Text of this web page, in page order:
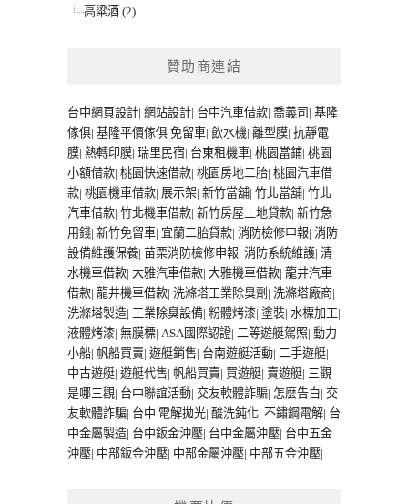
高粱酒 (2)
贊助商連結
台中網頁設計| 網站設計| 台中汽車借款| 喬義司 | 基隆
傢俱| 基隆平價傢俱 免留車| 飲水機| 離型膜| 抗靜電
膜| 熱轉印膜| 瑞里民宿| 台東租機車| 桃園當鋪| 桃園
小額借款| 桃園快速借款| 桃園房地二胎| 桃園汽車借
款| 桃園機車借款| 展示架| 新竹當舖| 竹北當舖| 竹北
汽車借款| 竹北機車借款| 新竹房屋土地貸款| 新竹急
用錢| 新竹免留車| 宜蘭二胎貸款| 消防檢修申報| 消防
設備維護保養| 苗栗消防檢修申報| 消防系統維護| 清
水機車借款| 大雅汽車借款| 大雅機車借款| 龍井汽車
借款| 龍井機車借款| 洗滌塔工業除臭劑 | 洗滌塔廠商|
洗滌塔製造| 工業除臭設備| 粉體烤漆| 塗裝| 水標加工|
液體烤漆| 無膜標| ASA國際認證| 二等遊艇駕照| 動力
小船| 帆船買賣| 遊艇銷售| 台南遊艇活動| 二手遊艇|
中古遊艇| 遊艇代售| 帆船買賣| 買遊艇| 賣遊艇| 三觀
是哪三觀| 台中聯誼活動| 交友軟體詐騙| 怎麼告白| 交
友軟體詐騙| 台中 電解拋光| 酸洗鈍化| 不鏽鋼電解| 台
中金屬製造| 台中鈑金沖壓| 台中金屬沖壓| 台中五金
沖壓| 中部鈑金沖壓| 中部金屬沖壓| 中部五金沖壓|